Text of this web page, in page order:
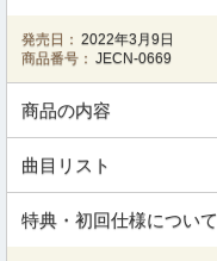
発売日： 2022年3月9日
商品番号： JECN-0669
商品の内容
曲目リスト
特典・初回仕様について